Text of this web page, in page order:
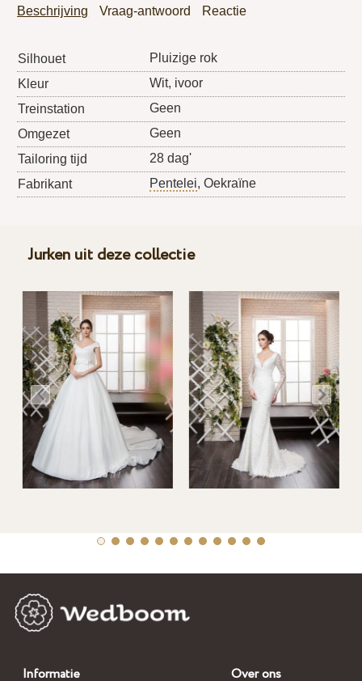
Beschrijving Vraag-antwoord Reactie
Silhouet
Pluizige rok
Kleur
Wit, ivoor
Treinstation
Geen
Omgezet
Geen
Tailoring tijd
28 dag'
Fabrikant
Pentelei, Oekraïne
Jurken uit deze collectie
Informatie Over ons